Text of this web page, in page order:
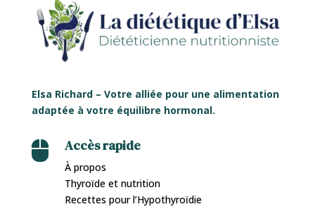
Elsa Richard – Votre alliée pour une alimentation
adaptée à votre équilibre hormonal.
 Accès rapide
À propos
Thyroïde et nutrition
Recettes pour l’Hypothyroïdie